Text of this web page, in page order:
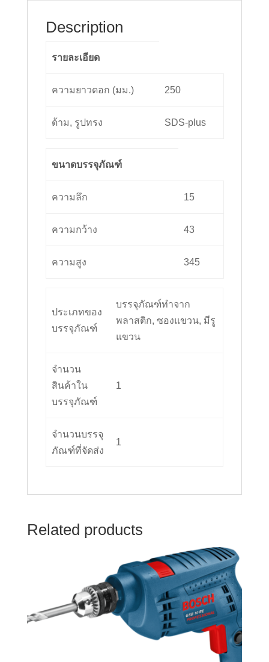
Description
รายละเอียด
ความยาวดอก (มม.) 250
ด้าม, รูปทรง SDS-plus
ขนาดบรรจุภัณฑ์
ความลึก 15
ความกว้าง 43
ความสูง 345
ประเภทของ
บรรจุภัณฑ์
บรรจุภัณฑ์ทำจาก
พลาสติก, ซองแขวน, มีรู
แขวน
จำนวน
สินค้าใน
บรรจุภัณฑ์
1
จำนวนบรรจุ
ภัณฑ์ที่จัดส่ง
1
Related products